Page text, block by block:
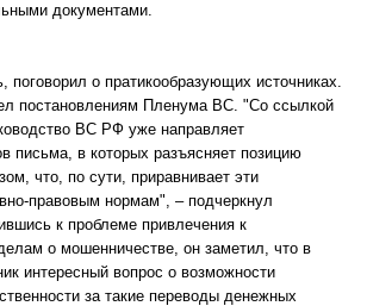
документами.
поговорил о пратикообразующих источниках.
постановлениям Пленума ВС. "Со ссылкой
ВС РФ уже направляет
письма, в которых разъясняет позицию
что, по сути, приравнивает эти
правовым нормам", – подчеркнул
к проблеме привлечения к
о мошенничестве, он заметил, что в
интересный вопрос о возможности
за такие переводы денежных